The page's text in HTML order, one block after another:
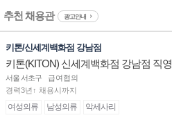
추천 채용관 광고안내
키톤/신세계백화점 강남점
키톤(KITON) 신세계백화점 강남점 직
서울 서초구
급여협의
경력3년↑ 채용시까지
여성의류 남성의류 악세사리